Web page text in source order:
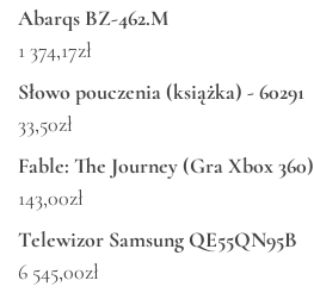
Abarqs BZ-462.M
1 374,17zł
Słowo pouczenia (książka) - 60291
33,50zł
Fable: The Journey (Gra Xbox 360)
143,00zł
Telewizor Samsung QE55QN95B
6 545,00zł